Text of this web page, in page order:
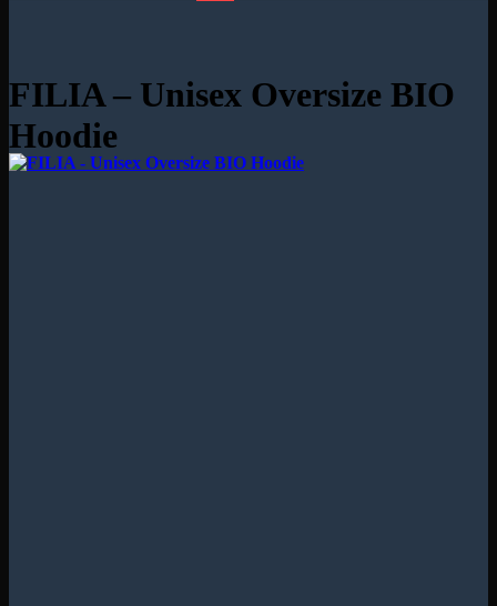
FILIA – Unisex Oversize BIO
Hoodie